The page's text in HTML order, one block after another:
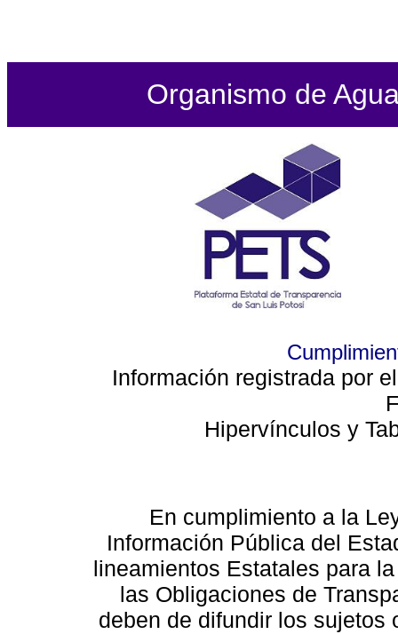
Organismo de
Información registrada por
Hipervínculos y
En cumplimiento a la
Información Pública del
lineamientos Estatales para
las Obligaciones de
deben de difundir los sujetos